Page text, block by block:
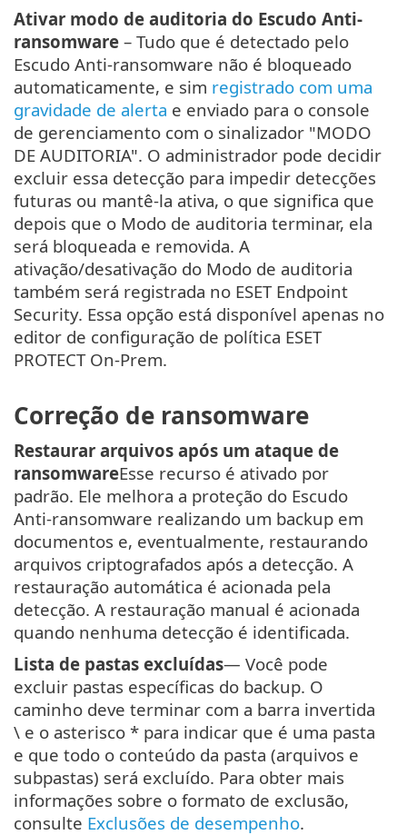
Ativar modo de auditoria do Escudo Anti-
ransomware – Tudo que é detectado pelo
Escudo Anti-ransomware não é bloqueado
automaticamente, e sim registrado com uma
gravidade de alerta e enviado para o console
de gerenciamento com o sinalizador "MODO
DE AUDITORIA". O administrador pode decidir
excluir essa detecção para impedir detecções
futuras ou mantê-la ativa, o que significa que
depois que o Modo de auditoria terminar, ela
será bloqueada e removida. A
ativação/desativação do Modo de auditoria
também será registrada no ESET Endpoint
Security. Essa opção está disponível apenas no
editor de configuração de política ESET
PROTECT On-Prem.
Correção de ransomware
Restaurar arquivos após um ataque de
ransomwareEsse recurso é ativado por
padrão. Ele melhora a proteção do Escudo
Anti-ransomware realizando um backup em
documentos e, eventualmente, restaurando
arquivos criptografados após a detecção. A
restauração automática é acionada pela
detecção. A restauração manual é acionada
quando nenhuma detecção é identificada.
Lista de pastas excluídas— Você pode
excluir pastas específicas do backup. O
caminho deve terminar com a barra invertida
\ e o asterisco * para indicar que é uma pasta
e que todo o conteúdo da pasta (arquivos e
subpastas) será excluído. Para obter mais
informações sobre o formato de exclusão,
consulte Exclusões de desempenho.